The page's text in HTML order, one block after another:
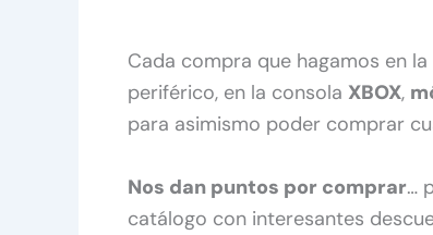
Cada compra que hagamos en la
periférico, en la consola XBOX,
para asimismo poder comprar
Nos dan puntos por comprar…
catálogo con interesantes